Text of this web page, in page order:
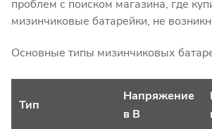
проблем с поиском магазина, где
мизинчиковые батарейки, не
Основные типы мизинчиковых
Тип
Напряжение
в В